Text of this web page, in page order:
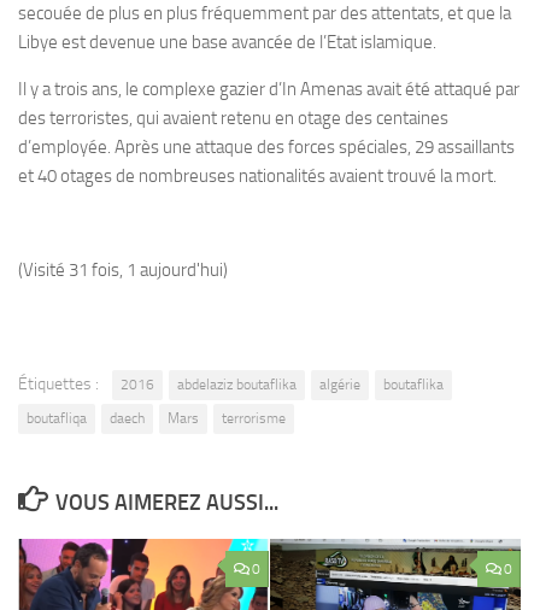
secouée de plus en plus fréquemment par des attentats, et que la
Libye est devenue une base avancée de l’Etat islamique.
Il y a trois ans, le complexe gazier d’In Amenas avait été attaqué par
des terroristes, qui avaient retenu en otage des centaines
d’employée. Après une attaque des forces spéciales, 29 assaillants
et 40 otages de nombreuses nationalités avaient trouvé la mort.
(Visité 31 fois, 1 aujourd'hui)
Étiquettes : 2016 abdelaziz boutaflika algérie
boutaflika
boutafliqa
daech Mars terrorisme
VOUS AIMEREZ AUSSI...
0 0